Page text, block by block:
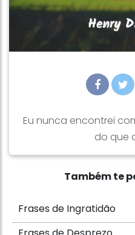
Eu nunca encontrei
do que
Também te
Frases de Ingratidão